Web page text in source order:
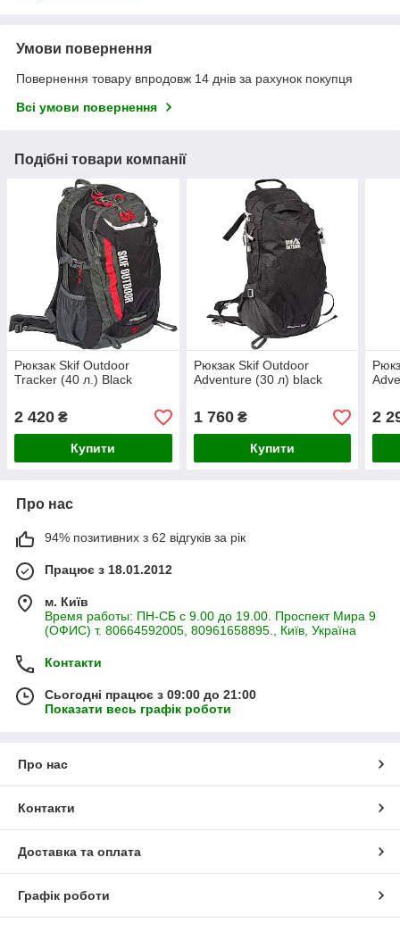
Умови повернення
Повернення товару впродовж 14 днів за рахунок покупця
Всі умови повернення
Подібні товари компанії
Рюкзак Skif Outdoor
Tracker (40 л.) Black
2 420 ₴
Купити
Рюкзак Skif Outdoor
Adventure (30 л) black
1 760₴
Купити
2
Про нас
94% позитивних з 62 відгуків за рік
Працює з 18.01.2012
м. Київ
Время работы: ПН-СБ с 9.00 до 19.00. Проспект Мира 9
(ОФИС) т. 80664592005, 80961658895., Київ, Україна
Контакти
Сьогодні працює з 09:00 до 21:00
Показати весь графік роботи
Про нас
Контакти
Доставка та оплата
Графік роботи